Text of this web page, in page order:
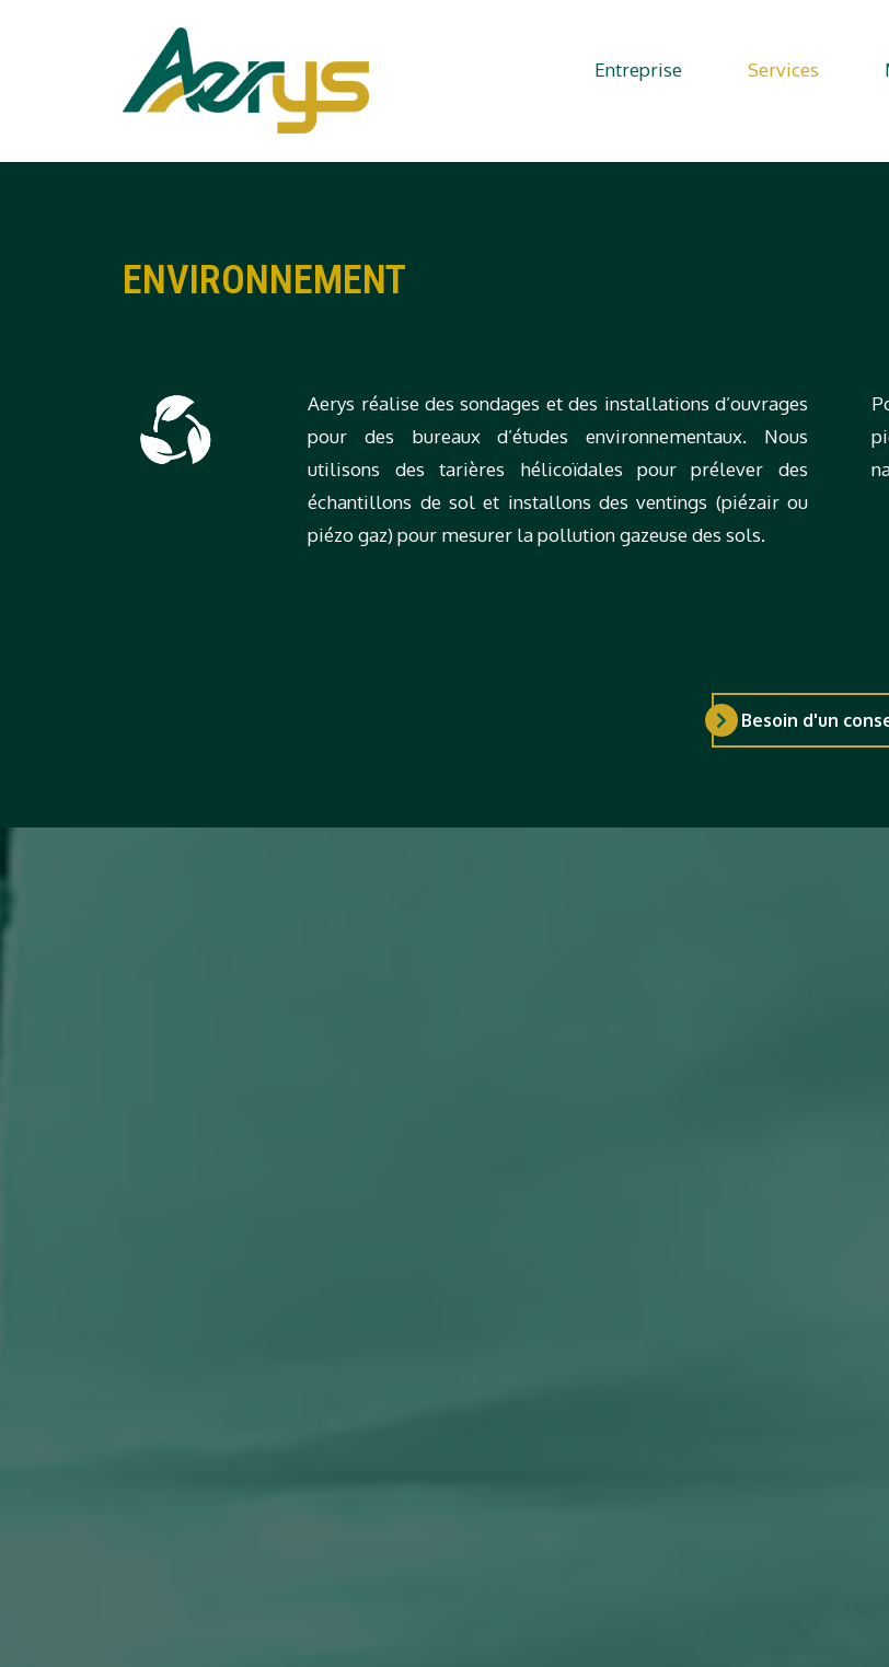
Entreprise Services
ENVIRONNEMENT
Aerys réalise des sondages et des installations d’ouvrages
pour des bureaux d’études environnementaux. Nous
utilisons des tarières hélicoïdales pour prélever des
échantillons de sol et installons des ventings (piézair ou
piézo gaz) pour mesurer la pollution gazeuse des sols.
Besoin d'un